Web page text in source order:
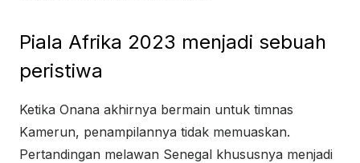
Piala Afrika 2023 menjadi sebuah
peristiwa
Ketika Onana akhirnya bermain untuk timnas
Kamerun, penampilannya tidak memuaskan.
Pertandingan melawan Senegal khususnya menjadi